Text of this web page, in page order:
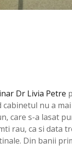
Dr Livia Petre
nu a
care s-a lasat
rau, ca si data
Din banii